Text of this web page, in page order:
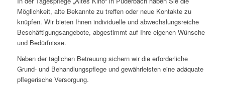
Möglichkeit, alte Bekannte zu treffen oder neue Kontakte zu
knüpfen. Wir bieten Ihnen individuelle und abwechslungsreiche
Beschäftigungsangebote, abgestimmt auf Ihre eigenen Wünsche
und Bedürfnisse.
Neben der täglichen Betreuung sichern wir die erforderliche
Grund- und Behandlungspflege und gewährleisten eine adäquate
pflegerische Versorgung.